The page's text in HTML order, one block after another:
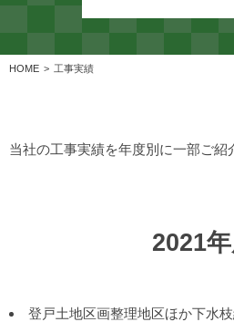
HOME 工事実績
当社の工事実績を年度別に一部ご紹
2021
登戸土地区画整理地区ほか下水